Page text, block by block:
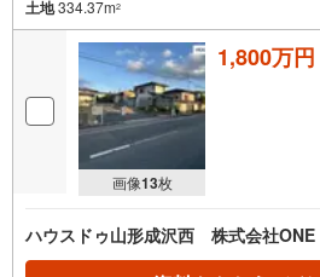
土地334.37m2
画像13枚
1,800万円
ハウスドゥ山形成沢西 株式会社ONE